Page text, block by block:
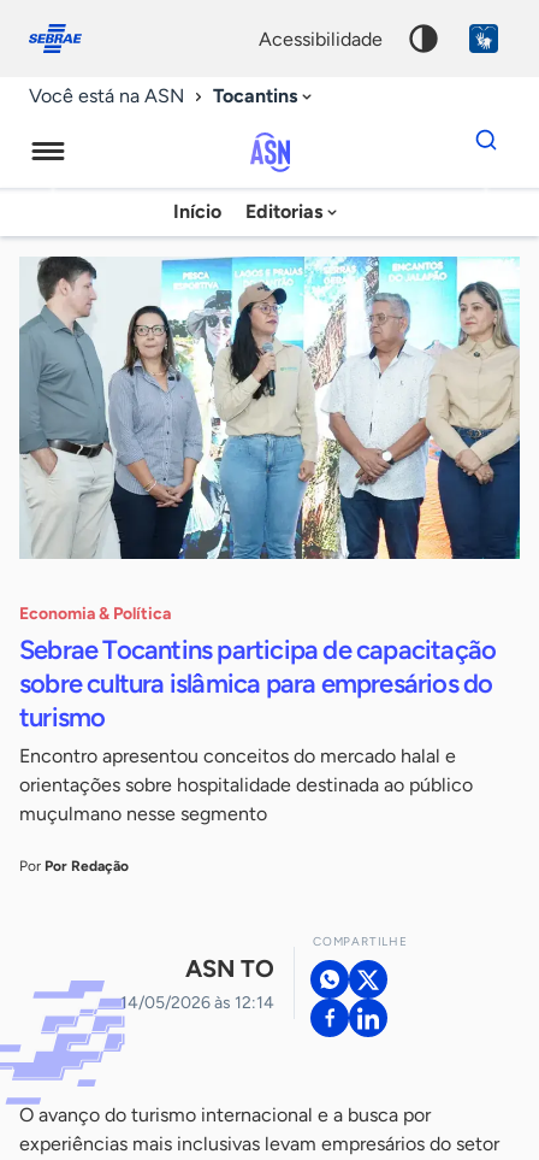
conosco
acessibilidade
Você está na ASN Tocantins
Agência
Sebrae
de
Notícias
Início Editorias
Dados
para
chave
Economia & Política
Sebrae Tocantins participa de capacitação
sobre cultura islâmica para empresários do
turismo
Encontro apresentou conceitos do mercado halal e
orientações sobre hospitalidade destinada ao público
muçulmano nesse segmento
Por Por Redação
ASN TO
14/05/2026 às 12:14
COMPARTILHE
O avanço do turismo internacional e a busca por
experiências mais inclusivas levam empresários do setor